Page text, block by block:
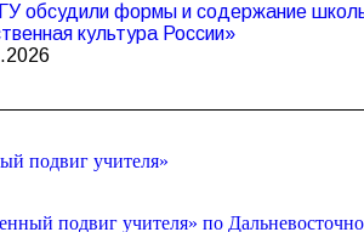
обсудили формы и содержание
культура России»
подвиг учителя»
подвиг учителя» по